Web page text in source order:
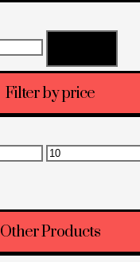
Filter by price
Максимальная
Other Products